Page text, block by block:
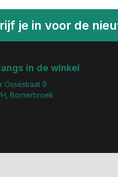
je in voor de
in de winkel
Ossestraat 9
Bornerbroek